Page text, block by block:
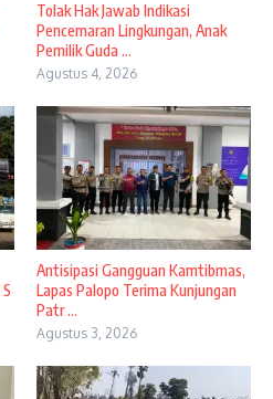
Tolak Hak Jawab Indikasi
Pencemaran Lingkungan, Anak
Pemilik Guda ...
Agustus 4, 2026
Antisipasi Gangguan Kamtibmas,
Lapas Palopo Terima Kunjungan
Patr ...
Agustus 3, 2026